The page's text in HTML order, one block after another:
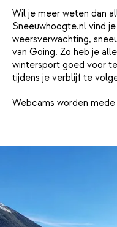
Wil je meer weten dan
Sneeuwhoogte.nl vind
weersverwachting,
van Going. Zo heb je
wintersport goed voor
tijdens je verblijf te
Webcams worden